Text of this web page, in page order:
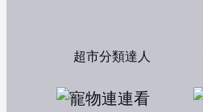
超市分類達人